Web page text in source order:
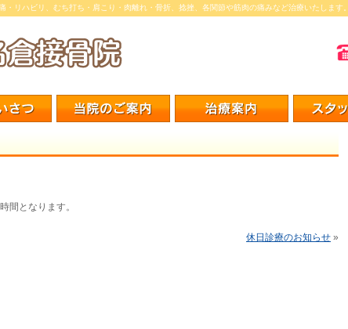
リハビリ、むち打ち・肩こり・肉離れ・骨折、捻挫、各関節や筋肉の痛みなど治療いたします。
間となります。
休日診療のお知らせ »